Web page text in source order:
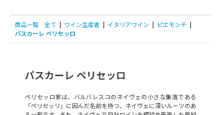
商品一覧 全て | ワイン生産者 | イタリアワイン | ピエモンテ |
パスカーレ ペリセッロ
パスカーレ ペリセッロ
ペリセッロ家は、バルバレスコのネイヴェの小さな集落である
「ペリセッリ」に因んだ名前を持つ、ネイヴェに深いルーツのあ